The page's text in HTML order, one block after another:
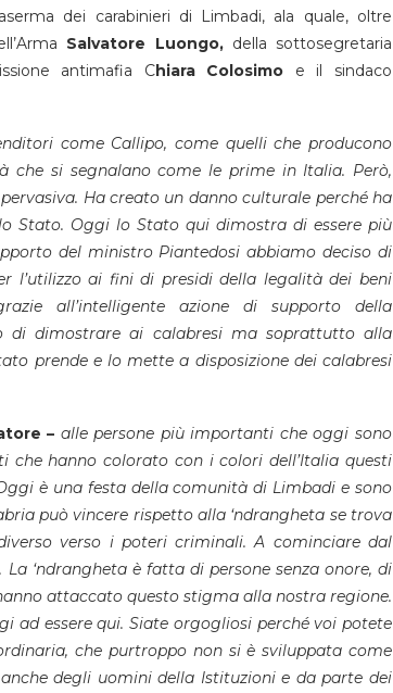
dei carabinieri di Limbadi, ala quale, oltre
Salvatore Luongo,della sottosegretaria
antimafia Chiara Colosimo e il sindaco
come Callipo, come quelli che producono
che si segnalano come le prime in Italia. Però,
Ha creato un danno culturale perché ha
Stato. Oggi lo Stato qui dimostra di essere più
del ministro Piantedosi abbiamo deciso di
l’utilizzo ai fini di presidi della legalità dei beni
all’intelligente azione di supporto della
di dimostrare ai calabresi ma soprattutto alla
prende e lo mette a disposizione dei calabresi
– alle persone più importanti che oggi sono
hanno colorato con i colori dell’Italia questi
è una festa della comunità di Limbadi e sono
può vincere rispetto alla ‘ndrangheta se trova
verso i poteri criminali. A cominciare dal
‘ndrangheta è fatta di persone senza onore, di
attaccato questo stigma alla nostra regione.
ad essere qui. Siate orgogliosi perché voi potete
che purtroppo non si è sviluppata come
degli uomini della Istituzioni e da parte dei